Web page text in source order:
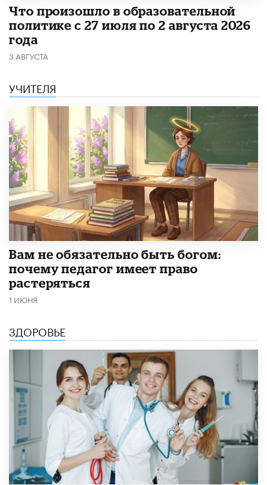
​Что произошло в образовательной
политике с 27 июля по 2 августа 2026
года
3 АВГУСТА
УЧИТЕЛЯ
​Вам не обязательно быть богом:
почему педагог имеет право
растеряться
1 ИЮНЯ
ЗДОРОВЬЕ